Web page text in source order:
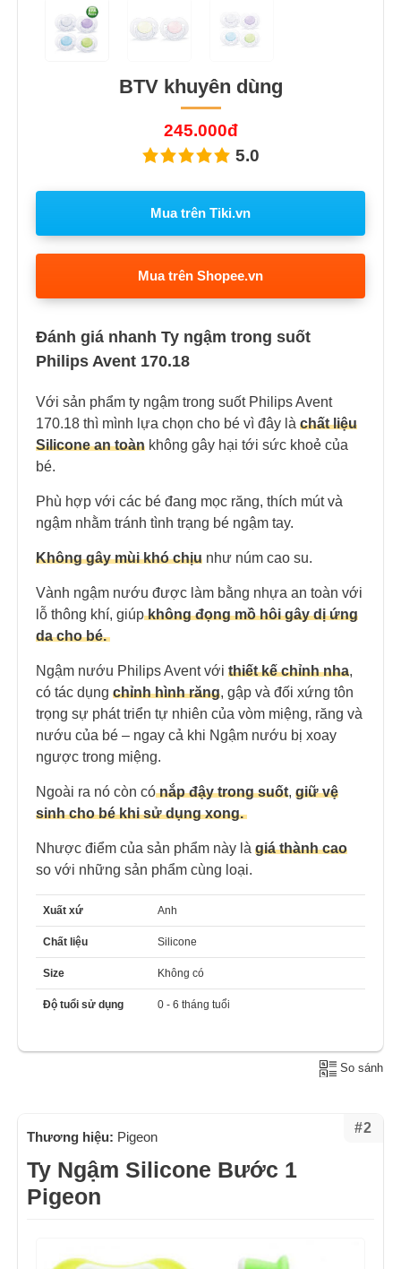
BTV khuyên dùng
245.000đ
5.0
Mua trên Tiki.vn
Mua trên Shopee.vn
Đánh giá nhanh Ty ngậm trong suốt
Philips Avent 170.18
Với sản phẩm ty ngậm trong suốt Philips Avent
170.18 thì mình lựa chọn cho bé vì đây là chất liệu
Silicone an toàn không gây hại tới sức khoẻ của
bé.
Phù hợp với các bé đang mọc răng, thích mút và
ngậm nhằm tránh tình trạng bé ngậm tay.
Không gây mùi khó chịu như núm cao su.
Vành ngậm nướu được làm bằng nhựa an toàn với
lỗ thông khí, giúpkhông đọng mồ hôi gây dị ứng
da cho bé.
Ngậm nướu Philips Avent với thiết kế chỉnh nha,
có tác dụng chỉnh hình răng, gập và đối xứng tôn
trọng sự phát triển tự nhiên của vòm miệng, răng và
nướu của bé – ngay cả khi Ngậm nướu bị xoay
ngược trong miệng.
Ngoài ra nó còn cónắp đậy trong suốt, giữ vệ
sinh cho bé khi sử dụng xong.
Nhược điểm của sản phẩm này là giá thành cao
so với những sản phẩm cùng loại.
Xuất xứ Anh
Chất liệu Silicone
Size Không có
Độ tuổi sử dụng 0 - 6 tháng tuổi
So sánh
#2
Thương hiệu: Pigeon
Ty Ngậm Silicone Bước 1
Pigeon